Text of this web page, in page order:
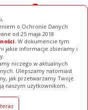
o Ochronie Danych
od 25 maja 2018
. W dokumencie tym
jakie informacje zbieramy i
niczego w aktualnych
Ulepszamy natomiast
jak przetwarzamy Twoje
naszym użytkownikom.
Baza Firm Pełna Wersja